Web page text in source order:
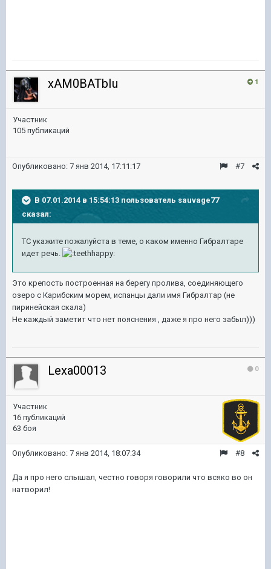
1
xAM0BATbIu
Участник
105 публикаций
#7
Опубликовано: 7 янв 2014, 17:11:17
В 07.01.2014 в 15:54:13 пользователь sauvage77
сказал:
ТС укажите пожалуйста в теме, о каком именно Гибралтаре
идет речь.
Это крепость построенная на берегу пролива, соединяющего
озеро с Карибским морем, испанцы дали имя Гибралтар (не
пиринейская скала)
Не каждый заметит что нет пояснения , даже я про него забыл)))
0
Lexa00013
Участник
16 публикаций
63 боя
#8
Опубликовано: 7 янв 2014, 18:07:34
Да я про него слышал, честно говоря говорили что всяко во он
натворил!